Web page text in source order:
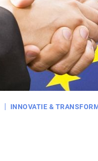
INNOVATIE &